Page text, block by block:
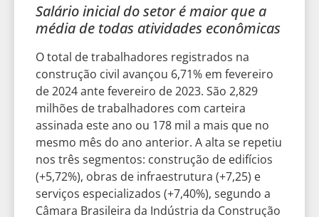
Salário inicial do setor é maior que a
média de todas atividades econômicas
O total de trabalhadores registrados na
construção civil avançou 6,71% em fevereiro
de 2024 ante fevereiro de 2023. São 2,829
milhões de trabalhadores com carteira
assinada este ano ou 178 mil a mais que no
mesmo mês do ano anterior. A alta se repetiu
nos três segmentos: construção de edifícios
(+5,72%), obras de infraestrutura (+7,25) e
serviços especializados (+7,40%), segundo a
Câmara Brasileira da Indústria da Construção